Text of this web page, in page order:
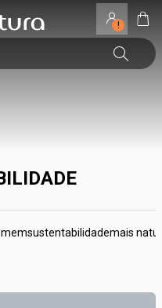
!
sustentabilidademais